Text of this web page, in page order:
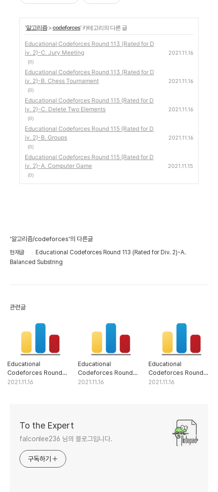
'알고리즘>codeforces' 카테고리의 다른 글
Educational Codeforces Round 113 (Rated for D
iv. 2)-C. Jury Meeting
(0)
2021.11.16
Educational Codeforces Round 113 (Rated for D
iv. 2)-B. Chess Tournament
(0)
2021.11.16
Educational Codeforces Round 115 (Rated for D
iv. 2)-C. Delete Two Elements
(0)
2021.11.16
Educational Codeforces Round 115 (Rated for D
iv. 2)-B. Groups
(0)
2021.11.16
Educational Codeforces Round 115 (Rated for D
iv. 2)-A. Computer Game
(0)
2021.11.15
'알고리즘/codeforces'의 다른글
현재글
Educational Codeforces Round 113 (Rated for Div. 2)-A.
Balanced Substring
관련글
Educational
Codeforces Round
113 (Rated for Div. 2)-
2021.11.16
Educational
Codeforces Round
113 (Rated for Div. 2)-
2021.11.16
Educational
Codeforces Round
115 (Rated for Div. 2)-
2021.11.16
To the Expert
falconlee236 님의 블로그입니다.
구독하기